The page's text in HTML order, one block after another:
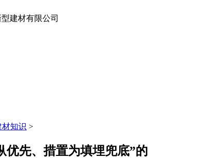
知识 >
优先、措置为填埋兜底”的